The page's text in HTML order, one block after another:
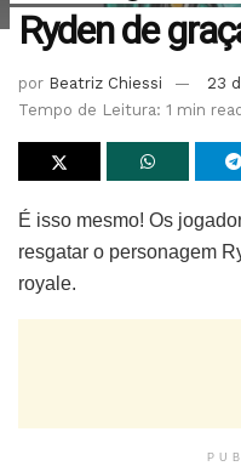
Ryden de
por Beatriz Chiessi
23
Tempo de Leitura: 1 min read
É isso mesmo! Os
resgatar o personagem
royale.